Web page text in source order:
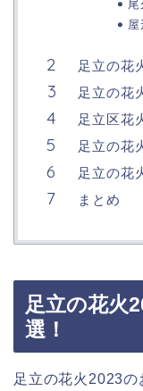
足立の花
足立の花
足立区花
足立の花
足立の花
まとめ
足立の花火
選！
足立の花火2023の